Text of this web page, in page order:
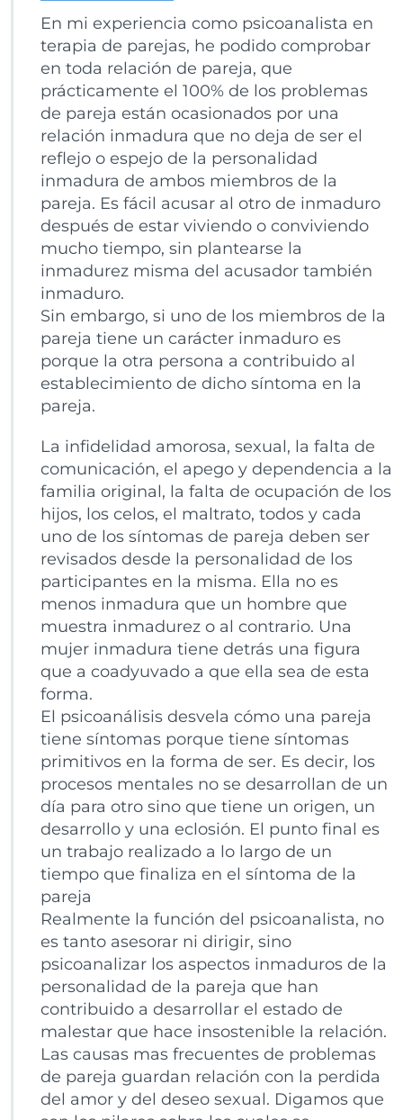
En mi experiencia como psicoanalista en
terapia de parejas, he podido comprobar
en toda relación de pareja, que
prácticamente el 100% de los problemas
de pareja están ocasionados por una
relación inmadura que no deja de ser el
reflejo o espejo de la personalidad
inmadura de ambos miembros de la
pareja. Es fácil acusar al otro de inmaduro
después de estar viviendo o conviviendo
mucho tiempo, sin plantearse la
inmadurez misma del acusador también
inmaduro.
Sin embargo, si uno de los miembros de la
pareja tiene un carácter inmaduro es
porque la otra persona a contribuido al
establecimiento de dicho síntoma en la
pareja.
La infidelidad amorosa, sexual, la falta de
comunicación, el apego y dependencia a la
familia original, la falta de ocupación de los
hijos, los celos, el maltrato, todos y cada
uno de los síntomas de pareja deben ser
revisados desde la personalidad de los
participantes en la misma. Ella no es
menos inmadura que un hombre que
muestra inmadurez o al contrario. Una
mujer inmadura tiene detrás una figura
que a coadyuvado a que ella sea de esta
forma.
El psicoanálisis desvela cómo una pareja
tiene síntomas porque tiene síntomas
primitivos en la forma de ser. Es decir, los
procesos mentales no se desarrollan de un
día para otro sino que tiene un origen, un
desarrollo y una eclosión. El punto final es
un trabajo realizado a lo largo de un
tiempo que finaliza en el síntoma de la
pareja
Realmente la función del psicoanalista, no
es tanto asesorar ni dirigir, sino
psicoanalizar los aspectos inmaduros de la
personalidad de la pareja que han
contribuido a desarrollar el estado de
malestar que hace insostenible la relación.
Las causas mas frecuentes de problemas
de pareja guardan relación con la perdida
del amor y del deseo sexual. Digamos que